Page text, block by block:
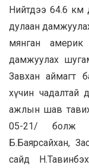
Нийтдээ 64.6 км
дулаан
мянган америк
дамжуулах
Завхан аймагт
хүчин чадалтай
ажлын шав тавих
05-21/ болж
Б.Баярсайхан,
сайд